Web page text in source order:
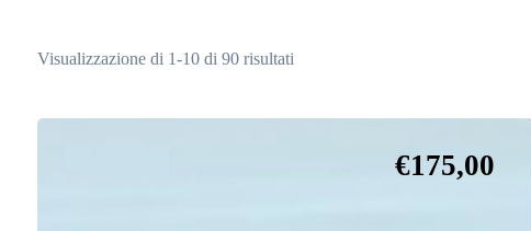
Visualizzazione di 1-10 di 90 risultati
€175,00